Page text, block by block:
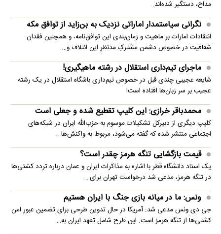
مداح، دستگیر شده‌اند.
نگرانی سیاستمدار اماراتی نزدیک به بن‌زاید از توافق مکه
انتقادات امارات بر ماهیت و زمان‌بندی این توافق‌نامه، و همچنین فقدان
شفافیت در خصوص دشمن مشترکِ مدنظرِ این ائتلاف و…
ماجرای تیم‌داری استقلال در رشته ماهیگیری!
شایعه عجیبی چندی قبل در خصوص تیم‌داری باشگاه استقلال در یک رشته
عجیب بر سر زبان‌ها افتاده است!
محمدباقر خرازی: این کلیپ تقطیع شده و جعلی است
کلیپ دیگری از دبیرکل تشکیلات موسوم به حزب‌الله ایران در شبکه‌های
اجتماعی منتشر شده که گفته می‌شود، مربوط به واکنش‌ها…
قیمت بازگشایی تنگه هرمز چقدر است؟
یک استاد دانشگاه قطر با اشاره به مذاکرات ایران و عمان درباره تردد کشتی‌ها
در تنگه هرمز، مدعی شد درخواست تهران برای…
ونس: ما در میانه بازی جنگ با ایران هستیم
جی دی ونس مدعی شد: آمریکا در حال تدوین طرحی برای تضمین عبور امن
کشتی‌ها از تنگه هرمز است. این طرح شامل تعهد ایران به…